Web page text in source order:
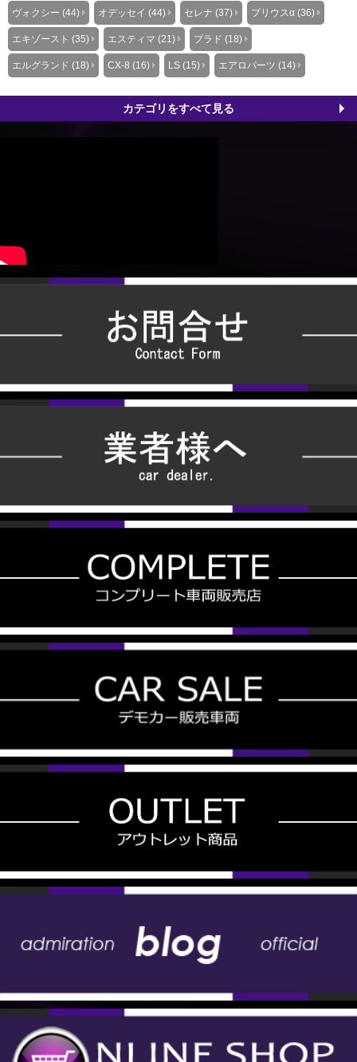
ヴォクシー (44) オデッセイ (44) セレナ (37) プリウスα (36)
エキゾースト (35) エスティマ (21) プラド (18)
エルグランド (18) CX-8 (16) LS (15) エアロパーツ (14)
カテゴリをすべて見る